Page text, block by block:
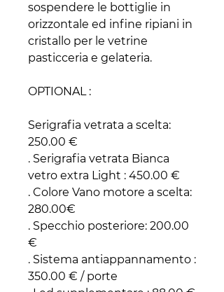
sospendere le bottiglie in
orizzontale ed infine ripiani in
cristallo per le vetrine
pasticceria e gelateria.
OPTIONAL :
Serigrafia vetrata a scelta:
250.00 €
. Serigrafia vetrata Bianca
vetro extra Light : 450.00 €
. Colore Vano motore a scelta:
280.00€
. Specchio posteriore: 200.00
€
. Sistema antiappannamento :
350.00 € / porte